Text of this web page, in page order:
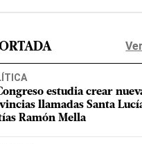
estudia crear
llamadas Santa
Ramón Mella